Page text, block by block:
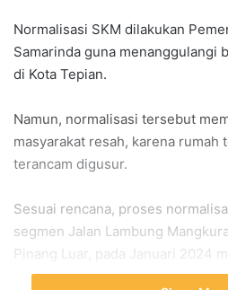
Normalisasi SKM dilakukan
Samarinda guna menanggulangi
di Kota Tepian.
Namun, normalisasi tersebut
masyarakat resah, karena rumah
terancam digusur.
Sesuai rencana, proses
segmen Jalan Lambung
Pinang Luar, pada Januari 2024